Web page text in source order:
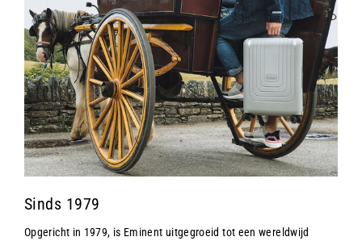
Sinds 1979
Opgericht in 1979, is Eminent uitgegroeid tot een wereldwijd